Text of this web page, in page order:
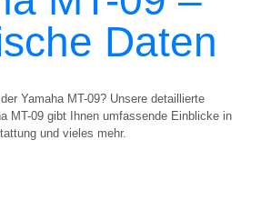
Daten
Yamaha MT-09? Unsere detaillierte
MT-09 gibt Ihnen umfassende Einblicke in
und vieles mehr.